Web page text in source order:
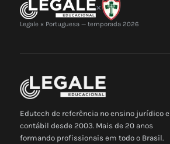
×
Legale × Portuguesa — temporada 2026
Edutech de referência no ensino jurídico e
contábil desde 2003. Mais de 20 anos
formando profissionais em todo o Brasil.